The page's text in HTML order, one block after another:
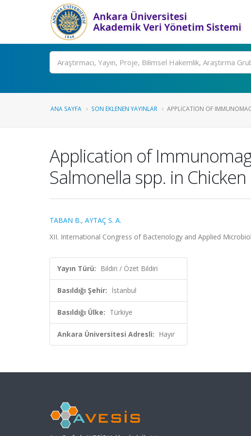
Ankara Üniversitesi
Akademik Veri Yönetim Sistemi
Ara
ANA SAYFA SON EKLENEN YAYINLAR APPLICATION OF
Application of
Salmonella spp. in
TABAN B., AYTAÇ S. A.
XII. International Congress of Bacteriology and Applied
Yayın Türü: Bildiri / Özet Bildiri
Basıldığı Şehir: İstanbul
Basıldığı Ülke: Türkiye
Ankara Üniversitesi Adresli: Hayır